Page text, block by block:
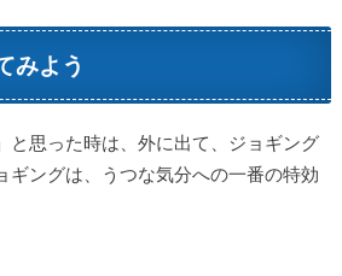
みよう
と思った時は、外に出て、ジョギング
ギングは、うつな気分への一番の特効